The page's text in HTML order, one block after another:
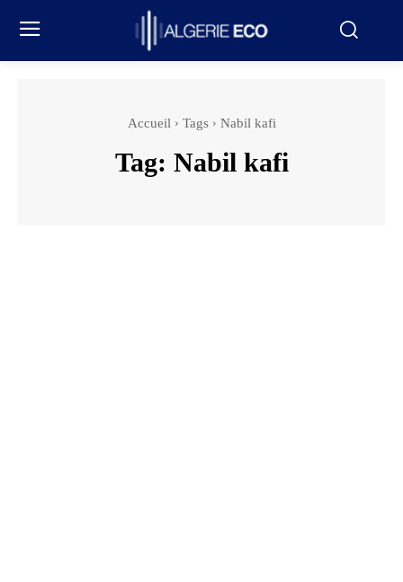
Accueil Tags Nabil kafi
Tag: Nabil kafi